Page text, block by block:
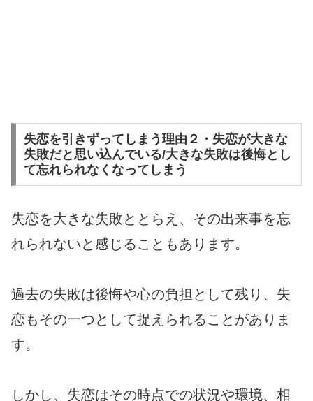
失恋を引きずってしまう理由２・失恋が大きな
失敗だと思い込んでいる/大きな失敗は後悔とし
て忘れられなくなってしまう
失恋を大きな失敗ととらえ、その出来事を忘
れられないと感じることもあります。
過去の失敗は後悔や心の負担として残り、失
恋もその一つとして捉えられることがありま
す。
しかし、失恋はその時点での状況や環境、相